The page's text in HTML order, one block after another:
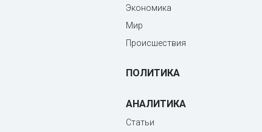
Экономика
Мир
Происшествия
ПОЛИТИКА
АНАЛИТИКА
Статьи